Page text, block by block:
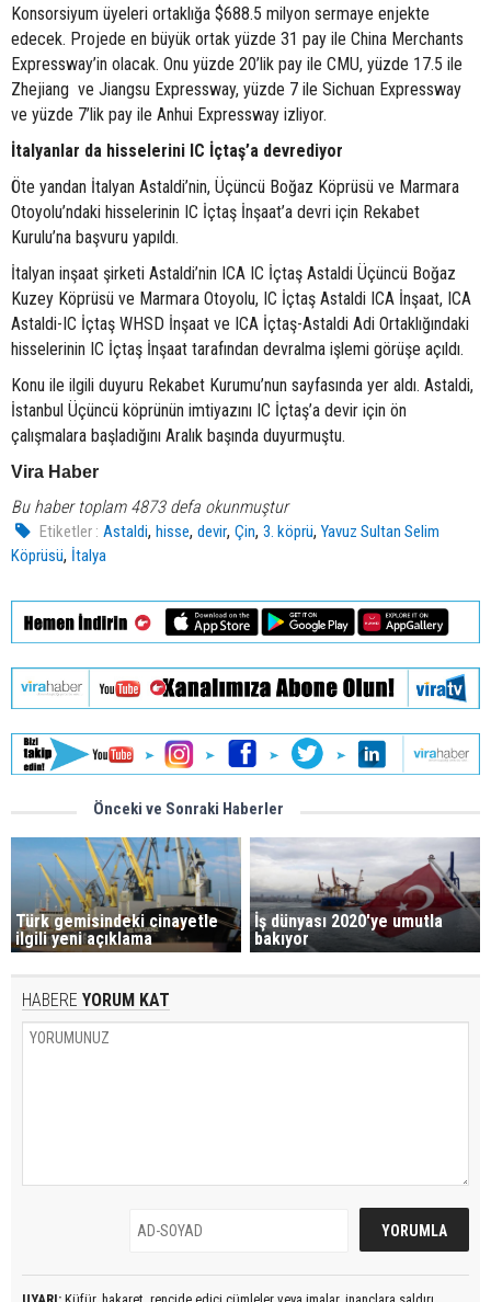
Konsorsiyum üyeleri ortaklığa $688.5 milyon sermaye enjekte
edecek. Projede en büyük ortak yüzde 31 pay ile China Merchants
Expressway’in olacak. Onu yüzde 20’lik pay ile CMU, yüzde 17.5 ile
Zhejiang ve Jiangsu Expressway, yüzde 7 ile Sichuan Expressway
ve yüzde 7’lik pay ile Anhui Expressway izliyor.
İtalyanlar da hisselerini IC İçtaş’a devrediyor
Öte yandan İtalyan Astaldi’nin, Üçüncü Boğaz Köprüsü ve Marmara
Otoyolu’ndaki hisselerinin IC İçtaş İnşaat’a devri için Rekabet
Kurulu’na başvuru yapıldı.
İtalyan inşaat şirketi Astaldi’nin ICA IC İçtaş Astaldi Üçüncü Boğaz
Kuzey Köprüsü ve Marmara Otoyolu, IC İçtaş Astaldi ICA İnşaat, ICA
Astaldi-IC İçtaş WHSD İnşaat ve ICA İçtaş-Astaldi Adi Ortaklığındaki
hisselerinin IC İçtaş İnşaat tarafından devralma işlemi görüşe açıldı.
Konu ile ilgili duyuru Rekabet Kurumu’nun sayfasında yer aldı. Astaldi,
İstanbul Üçüncü köprünün imtiyazını IC İçtaş’a devir için ön
çalışmalara başladığını Aralık başında duyurmuştu.
Vira Haber
Bu haber toplam 4873 defa okunmuştur
Etiketler : Astaldi,hisse,devir,Çin,3. köprü,Yavuz Sultan Selim
Köprüsü, İtalya
Önceki ve Sonraki Haberler
Türk gemisindeki cinayetle
ilgili yeni açıklama
İş dünyası 2020'ye umutla
bakıyor
HABERE YORUM KAT